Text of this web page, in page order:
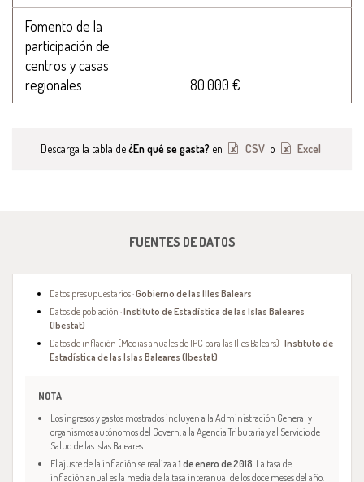
Fomento de la
participación de
centros y casas
regionales
80.000 €
Descarga la tabla de¿En qué se gasta?en CSV o Excel
FUENTES DE DATOS
Datos presupuestarios ·Gobierno de las Illes Balears
Datos de población ·Instituto de Estadística de las Islas Baleares
(Ibestat)
Datos de inflación (Medias anuales de IPC para las Illes Balears) ·Instituto de
Estadística de las Islas Baleares (Ibestat)
NOTA
Los ingresos y gastos mostrados incluyen a la Administración General y
organismos autónomos del Govern, a la Agencia Tributaria y al Servicio de
Salud de las Islas Baleares.
El ajuste de la inflación se realiza a1 de enero de 2018. La tasa de
inflación anual es la media de la tasa interanual de los doce meses del año.